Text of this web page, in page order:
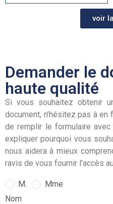
voir
Demander le
haute qualité
Si vous souhaitez obtenir
document, n’hésitez pas à
de remplir le formulaire
expliquer pourquoi vous
nous aidera à mieux
ravis de vous fournir l’accès
M.
Mme
Nom